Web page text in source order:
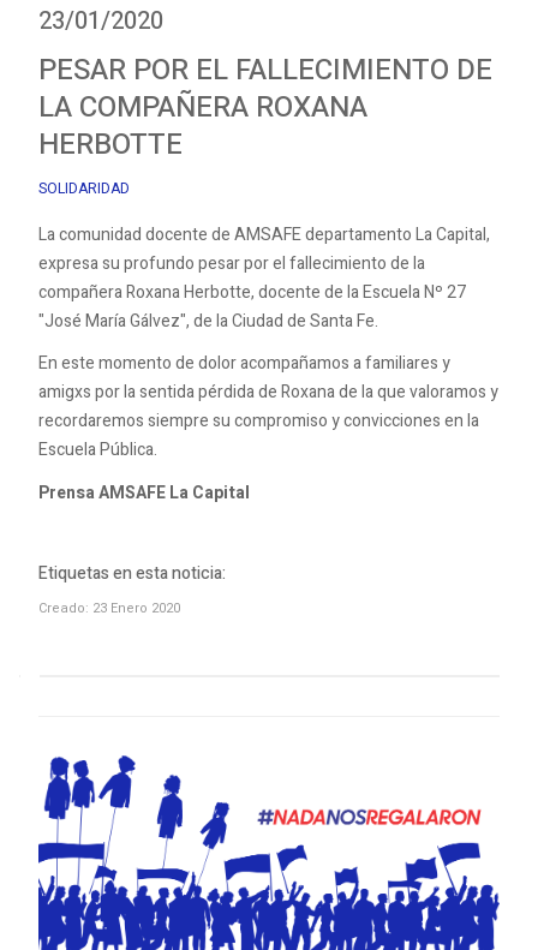
23/01/2020
PESAR POR EL FALLECIMIENTO DE
LA COMPAÑERA ROXANA
HERBOTTE
SOLIDARIDAD
La comunidad docente de AMSAFE departamento La Capital,
expresa su profundo pesar por el fallecimiento de la
compañera Roxana Herbotte, docente de la Escuela Nº 27
"José María Gálvez", de la Ciudad de Santa Fe.
En este momento de dolor acompañamos a familiares y
amigxs por la sentida pérdida de Roxana de la que valoramos y
recordaremos siempre su compromiso y convicciones en la
Escuela Pública.
Prensa AMSAFE La Capital
Etiquetas en esta noticia:
Creado: 23 Enero 2020